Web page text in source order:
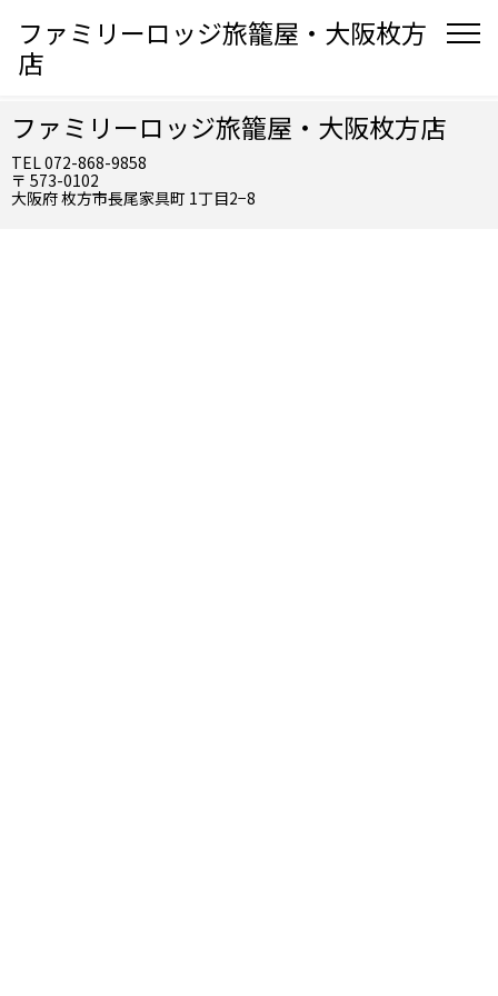
ファミリーロッジ旅籠屋・大阪枚方
店
ファミリーロッジ旅籠屋・大阪枚方店
TEL 072-868-9858
〒 573-0102
大阪府 枚方市長尾家具町 1丁目2−8